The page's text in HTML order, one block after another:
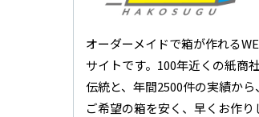
オーダーメイドで箱が作れる
サイトです。100年近くの紙商
伝統と、年間2500件の実績から、
ご希望の箱を安く、早くお作り